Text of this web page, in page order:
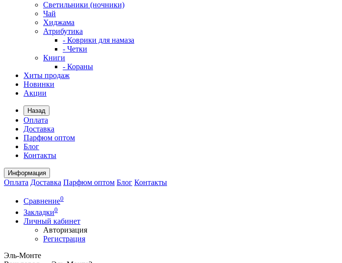
Светильники (ночники)
Чай
Хиджама
Атрибутика
- Коврики для намаза
- Четки
Книги
- Кораны
Хиты продаж
Новинки
Акции
Назад
Оплата
Доставка
Парфюм оптом
Блог
Контакты
Информация
Оплата Доставка Парфюм оптом Блог Контакты
Сравнение0
Закладки0
Личный кабинет
Авторизация
Регистрация
Эль-Монте